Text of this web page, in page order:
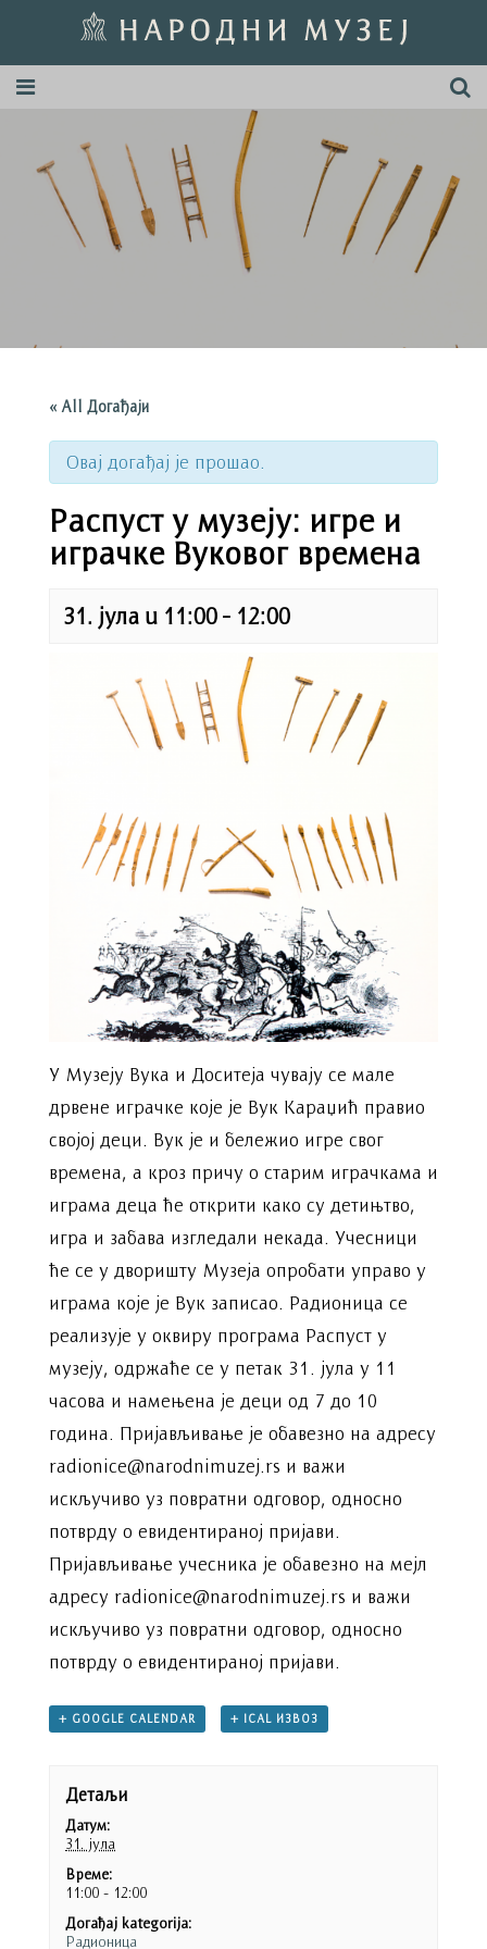
« All Догађаји
Овај догађај је прошао.
Распуст у музеју: игре и
играчке Вуковог времена
31. јула u 11:00- 12:00
У Музеју Вука и Доситеја чувају се мале
дрвене играчке које је Вук Караџић правио
својој деци. Вук је и бележио игре свог
времена, а кроз причу о старим играчкама и
играма деца ће открити како су детињтво,
игра и забава изгледали некада. Учесници
ће се у дворишту Музеја опробати управо у
играма које је Вук записао. Радионица се
реализује у оквиру програма Распуст у
музеју, одржаће се у петак 31. јула у 11
часова и намењена је деци од 7 до 10
година. Пријављивање је обавезно на адресу
radionice@narodnimuzej.rs и важи
искључиво уз повратни одговор, односно
потврду о евидентираној пријави.
Пријављивање учесника је обавезно на мејл
адресу radionice@narodnimuzej.rs и важи
искључиво уз повратни одговор, односно
потврду о евидентираној пријави.
+ GOOGLE CALENDAR + ICAL ИЗВОЗ
Детаљи
Датум:
31. јула
Време:
11:00 - 12:00
Догађај kategorija:
Радионица